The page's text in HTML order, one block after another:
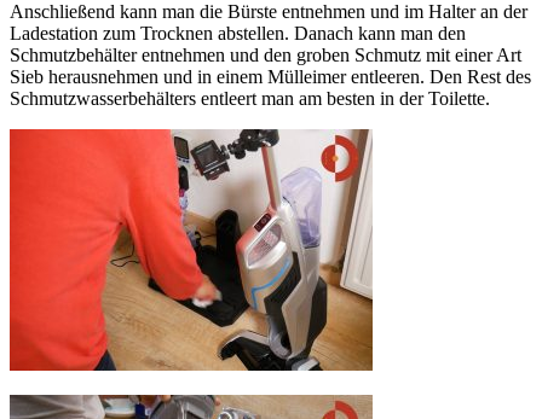
Anschließend kann man die Bürste entnehmen und im Halter an der
Ladestation zum Trocknen abstellen. Danach kann man den
Schmutzbehälter entnehmen und den groben Schmutz mit einer Art
Sieb herausnehmen und in einem Mülleimer entleeren. Den Rest des
Schmutzwasserbehälters entleert man am besten in der Toilette.